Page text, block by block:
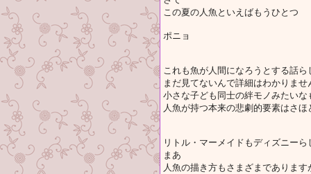
この夏の人魚といえばもうひとつ
ポニョ
これも魚が人間になろうとする話ら
まだ見てないんで詳細はわかりませ
小さな子ども同士の絆モノみたいな
人魚が持つ本来の悲劇的要素はさ
リトル・マーメイドもディズニー
まあ
人魚の描き方もさまざまであります